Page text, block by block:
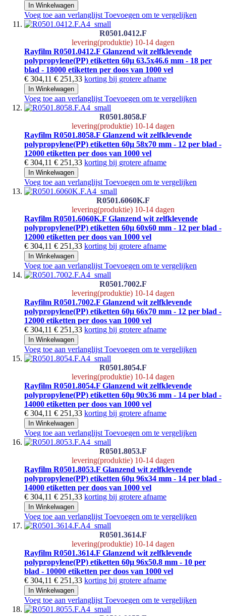
In Winkelwagen
Voeg toe aan verlanglijst Toevoegen om te vergelijken
R0501.0412.F
levering(produktie) 10-14 dagen
Rayfilm R0501.0412.F Glanzend wit zelfklevende
polypropylene(PP) etiketten 60µ 63.5x46.6 mm - 18 per
blad - 18000 etiketten per doos van 1000 vel
€ 304,11 € 251,33 korting bij grotere afname
In Winkelwagen
Voeg toe aan verlanglijst Toevoegen om te vergelijken
R0501.8058.F
levering(produktie) 10-14 dagen
Rayfilm R0501.8058.F Glanzend wit zelfklevende
polypropylene(PP) etiketten 60µ 58x70 mm - 12 per blad -
12000 etiketten per doos van 1000 vel
€ 304,11 € 251,33 korting bij grotere afname
In Winkelwagen
Voeg toe aan verlanglijst Toevoegen om te vergelijken
R0501.6060K.F
levering(produktie) 10-14 dagen
Rayfilm R0501.6060K.F Glanzend wit zelfklevende
polypropylene(PP) etiketten 60µ 60x60 mm - 12 per blad -
12000 etiketten per doos van 1000 vel
€ 304,11 € 251,33 korting bij grotere afname
In Winkelwagen
Voeg toe aan verlanglijst Toevoegen om te vergelijken
R0501.7002.F
levering(produktie) 10-14 dagen
Rayfilm R0501.7002.F Glanzend wit zelfklevende
polypropylene(PP) etiketten 60µ 66x70 mm - 12 per blad -
12000 etiketten per doos van 1000 vel
€ 304,11 € 251,33 korting bij grotere afname
In Winkelwagen
Voeg toe aan verlanglijst Toevoegen om te vergelijken
R0501.8054.F
levering(produktie) 10-14 dagen
Rayfilm R0501.8054.F Glanzend wit zelfklevende
polypropylene(PP) etiketten 60µ 90x36 mm - 14 per blad -
14000 etiketten per doos van 1000 vel
€ 304,11 € 251,33 korting bij grotere afname
In Winkelwagen
Voeg toe aan verlanglijst Toevoegen om te vergelijken
R0501.8053.F
levering(produktie) 10-14 dagen
Rayfilm R0501.8053.F Glanzend wit zelfklevende
polypropylene(PP) etiketten 60µ 96x34 mm - 14 per blad -
14000 etiketten per doos van 1000 vel
€ 304,11 € 251,33 korting bij grotere afname
In Winkelwagen
Voeg toe aan verlanglijst Toevoegen om te vergelijken
R0501.3614.F
levering(produktie) 10-14 dagen
Rayfilm R0501.3614.F Glanzend wit zelfklevende
polypropylene(PP) etiketten 60µ 96x50.8 mm - 10 per
blad - 10000 etiketten per doos van 1000 vel
€ 304,11 € 251,33 korting bij grotere afname
In Winkelwagen
Voeg toe aan verlanglijst Toevoegen om te vergelijken